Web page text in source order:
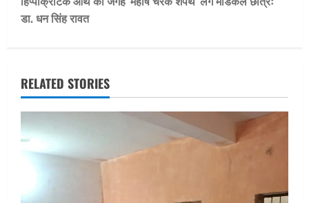
t
a
v
i
g
a
डा. धन सिंह रावत
RELATED STORIES